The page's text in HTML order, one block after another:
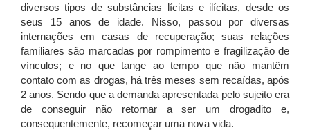
diversos tipos de substâncias lícitas e ilícitas, desde os
seus 15 anos de idade. Nisso, passou por diversas
internações em casas de recuperação; suas relações
familiares são marcadas por rompimento e fragilização de
vínculos; e no que tange ao tempo que não mantêm
contato com as drogas, há três meses sem recaídas, após
2 anos. Sendo que a demanda apresentada pelo sujeito era
de conseguir não retornar a ser um drogadito e,
consequentemente, recomeçar uma nova vida.